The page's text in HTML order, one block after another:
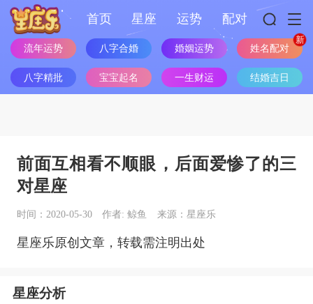
首页 星座 运势 配对
流年运势 八字合婚 婚姻运势 姓名配对
八字精批 宝宝起名 一生财运 结婚吉日
前面互相看不顺眼，后面爱惨了的三
对星座
时间：2020-05-30 作者: 鲸鱼 来源：星座乐
星座乐原创文章，转载需注明出处
星座分析